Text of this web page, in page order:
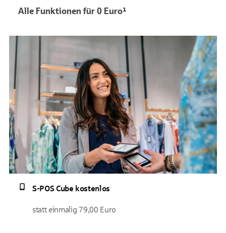
Alle Funktionen für 0 Euro¹
S-POS Cube kostenlos
statt einmalig 79,00 Euro